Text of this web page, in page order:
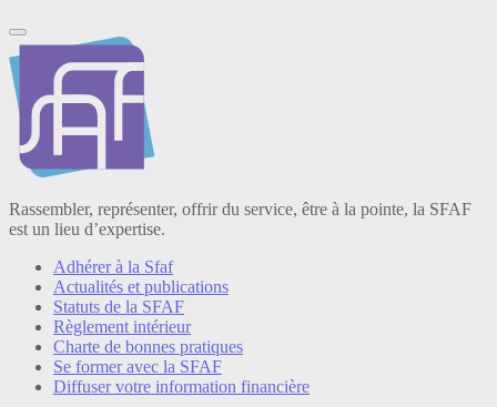
Rassembler, représenter, offrir du service, être à la pointe, la SFAF
est un lieu d’expertise.
Adhérer à la Sfaf
Actualités et publications
Statuts de la SFAF
Règlement intérieur
Charte de bonnes pratiques
Se former avec la SFAF
Diffuser votre information financière